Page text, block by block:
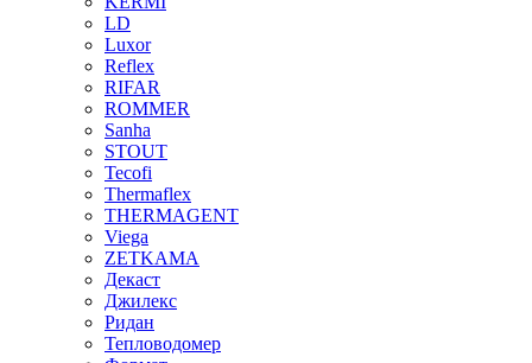
LD
Luxor
Reflex
RIFAR
ROMMER
Sanha
STOUT
Tecofi
Thermaflex
THERMAGENT
Viega
ZETKAMA
Декаст
Джилекс
Ридан
Тепловодомер